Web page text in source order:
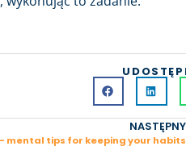
NASTĘPNY
mental tips for keeping your habits